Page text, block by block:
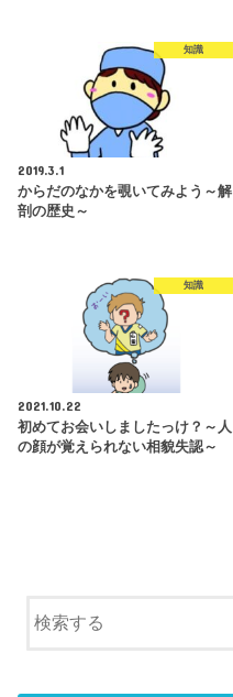
知識
2019.3.1
からだのなかを覗いてみよう～解
剖の歴史～
知識
2021.10.22
初めてお会いしましたっけ？～人
の顔が覚えられない相貌失認～